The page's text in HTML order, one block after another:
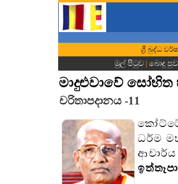
ශ්‍රී බුද්ධ
මුල් පිටුව | බොදු
මාදුළුවාවේ
චරිතාපදානය -11
කෝට්ටේ
ධර්ම
ආචාර්ය